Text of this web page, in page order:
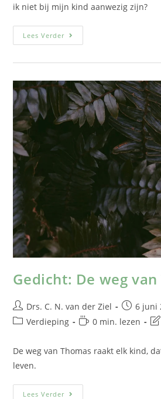
ik niet bij mijn kind aanwezig zijn?
Lees Verder
Gedicht: De weg
Drs. C. N. van der Ziel
6 juni
Verdieping
0 min. lezen
De weg van Thomas raakt elk kind,
leven.
Lees Verder